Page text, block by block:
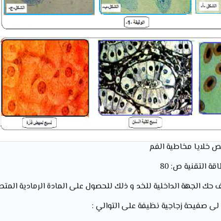
خلايا مخاطية الفم
التقنية ص: 80
الجهة الداخلية للخد و ذلك للحصول على المادة الرمادية
لى صفيحة زجاجية نظيفة على التوالي :